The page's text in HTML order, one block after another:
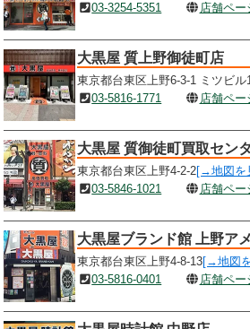
03-3254-5351
店舗ペー
大黒屋 質上野御徒町店
東京都台東区上野6-3-1 ミツビル
03-5816-1771
店舗ペー
大黒屋 質御徒町買取セン
東京都台東区上野4-2-2[→地図を
03-5846-1021
店舗ペー
大黒屋ブランド館 上野ア
東京都台東区上野4-8-13[→地図
03-5816-0401
店舗ペー